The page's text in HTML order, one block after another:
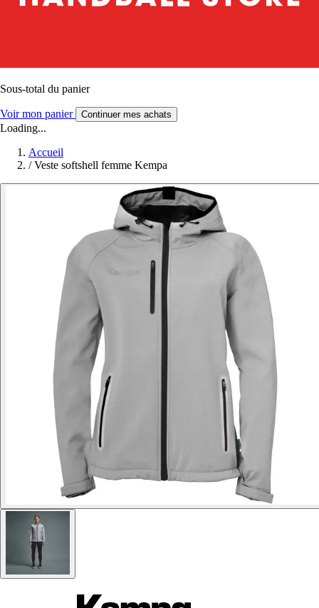
Sous-total du panier
Voir mon panier Continuer mes achats
Loading...
Accueil
/ Veste softshell femme Kempa